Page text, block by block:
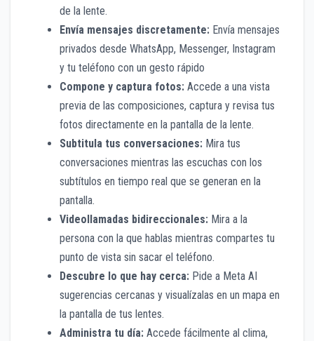
de la lente.
Envía mensajes discretamente: Envía mensajes
privados desde WhatsApp, Messenger, Instagram
y tu teléfono con un gesto rápido
Compone y captura fotos: Accede a una vista
previa de las composiciones, captura y revisa tus
fotos directamente en la pantalla de la lente.
Subtitula tus conversaciones: Mira tus
conversaciones mientras las escuchas con los
subtítulos en tiempo real que se generan en la
pantalla.
Videollamadas bidireccionales: Mira a la
persona con la que hablas mientras compartes tu
punto de vista sin sacar el teléfono.
Descubre lo que hay cerca: Pide a Meta AI
sugerencias cercanas y visualízalas en un mapa en
la pantalla de tus lentes.
Administra tu día: Accede fácilmente al clima,